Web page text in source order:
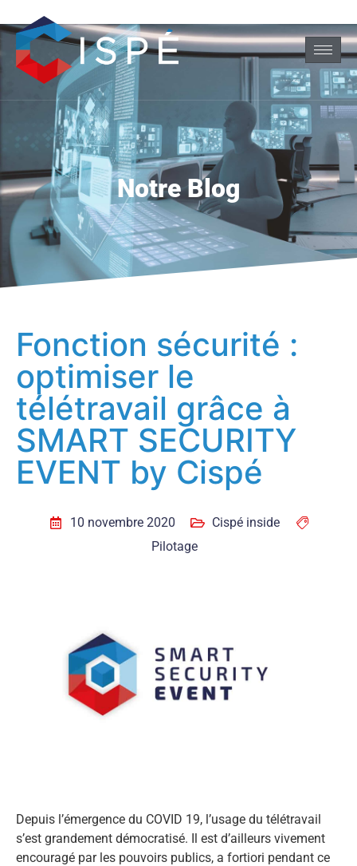
Notre Blog
Fonction sécurité :
optimiser le
télétravail grâce à
SMART SECURITY
EVENT by Cispé
10 novembre 2020
Cispé inside
Pilotage
Depuis l’émergence du COVID 19, l’usage du télétravail
s’est grandement démocratisé. Il est d’ailleurs vivement
encouragé par les pouvoirs publics, a fortiori pendant ce